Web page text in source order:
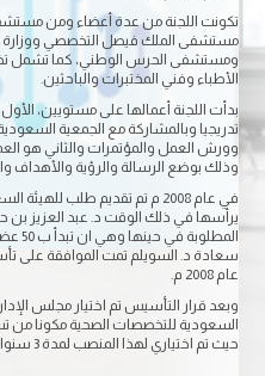
تكونت اللجنة من عدة أعضاء ومن
مستشفى الملك فيصل التخصصي
ومستشفى الحرس الوطني، كما تشمل
الأطباء وفني المختبرات والباحثين.
بدأت اللجنة أعمالها على مستويين،
تدريجيا وبالمشاركة مع الجمعية
وورش العمل والمؤتمرات والثاني هو
وذلك بوضع الرسالة والرؤية والأهداف
في عام 2008 م تم تقديم طلب
يرأسها في ذلك الوقت د. عبد العزيز بن
سعادة د. السويلم تمت الموافقة على
عام 2008 م.
وبعد قرار التأسيس تم اختيار مجلس
السعودية للتخصصات الصحية مكونا من
حيث تم اختياري لهذا المنصب لمدة 3 سنوات مدة الدورة الأولى لمجلس الإدارة.